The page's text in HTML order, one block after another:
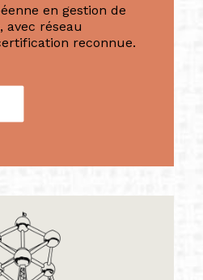
en gestion de
réseau
reconnue.